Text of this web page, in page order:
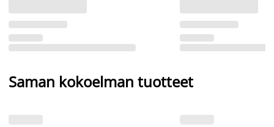
Saman kokoelman tuotteet